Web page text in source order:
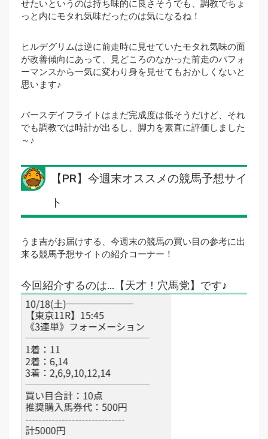
せたいというのは持ち味的に良さそうでも、調教でちょ
っと内にモタれ気味だったのは気になるね！
ヒルデグリムは逆に前走時に見せていたモタれ気味の面
が改善傾向にあって、見どころのなかった前走のパフォ
ーマンスから一気に変わり身を見せてもおかしくないと
思います♪
バースデイフライトはまだ完成度は低そうだけど、それ
でも調教では時計が出るし、脚力を素直に評価しました
～♪
【PR】今週末オススメの競馬予想サイ
ト
うま吉がお届けする、今週末の競馬の買い目の参考に出
来る競馬予想サイトの紹介コーナー！
今回紹介するのは…【天才！穴馬党】です♪